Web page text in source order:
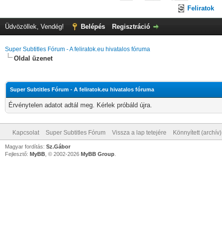
Feliratok
Üdvözöllek, Vendég! Belépés Regisztráció
Super Subtitles Fórum - A feliratok.eu hivatalos fóruma
Oldal üzenet
Super Subtitles Fórum - A feliratok.eu hivatalos fóruma
Érvénytelen adatot adtál meg. Kérlek próbáld újra.
Kapcsolat Super Subtitles Fórum Vissza a lap tetejére Könnyített
Magyar fordítás: Sz.Gábor
Fejlesztő: MyBB , © 2002-2026 MyBB Group